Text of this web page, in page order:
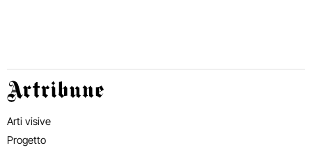
Artribune
Arti visive
Progetto